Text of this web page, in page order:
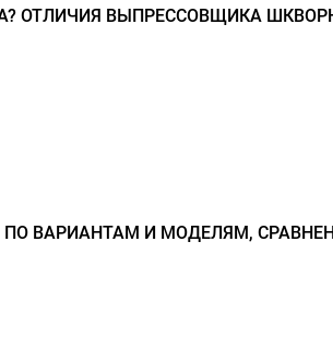
ОТЛИЧИЯ ВЫПРЕССОВЩИКА
ВАРИАНТАМ И МОДЕЛЯМ,